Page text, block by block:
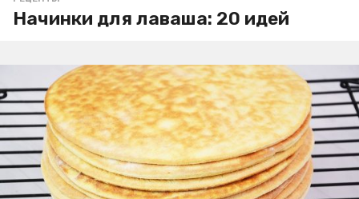
Начинки для лаваша: 20 идей